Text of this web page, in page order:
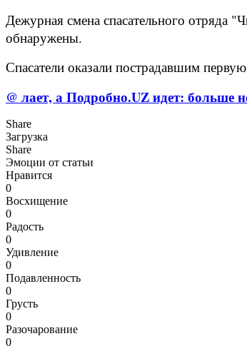
Дежурная смена спасательного отряда
обнаружены.
Спасатели оказали пострадавшим
@ лает, а Подробно.UZ идет: больше
Share
Загрузка
Share
Эмоции от статьи
Нравится
0
Восхищение
0
Радость
0
Удивление
0
Подавленность
0
Грусть
0
Разочарование
0